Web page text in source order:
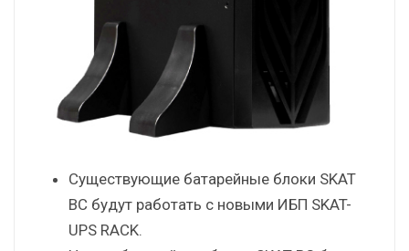
Существующие батарейные блоки SKAT
BC будут работать с новыми ИБП SKAT-
UPS RACK.